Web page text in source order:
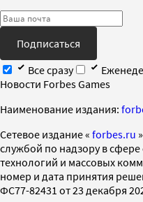
Подписаться
Все сразу
Новости Forbes Games
Наименование издания:
Cетевое издание « forbes.ru
службой по надзору в
технологий и массовых
номер и дата принятия
ФС77-82431 от 23 декабря